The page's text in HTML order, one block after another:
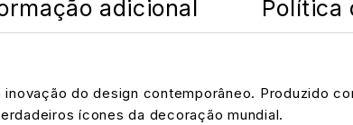
adicional Política
inovação do design contemporâneo. Produzido
ícones da decoração mundial.